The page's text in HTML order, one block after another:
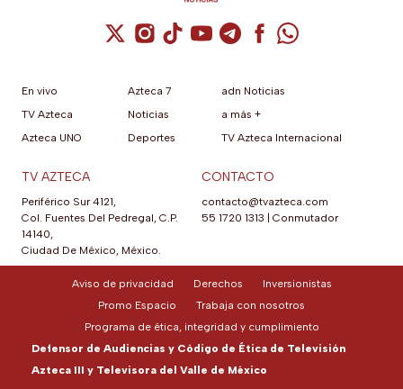
Cuenta de X / Twitter (se abre en una
Cuenta de Instagram (se abre en una
Cuenta de TikTok (se abre en
Cuenta de YouTube (se abre
Cuenta de Telegram (se
Cuenta de
Cuenta de
En vivo
TV Azteca
Azteca UNO
Azteca 7
Noticias
Deportes
adn Noticias
a más +
TV Azteca Internacional
TV AZTECA
Periférico Sur 4121,
Col. Fuentes Del Pedregal, C.P.
14140,
Ciudad De México, México.
CONTACTO
contacto@tvazteca.com
55 1720 1313
Conmutador
Aviso de privacidad Derechos
Inversionistas
Promo Espacio
Trabaja con nosotros
Programa de ética, integridad y cumplimiento
Defensor de Audiencias y Código de Ética de Televisión
Azteca III y Televisora del Valle de México